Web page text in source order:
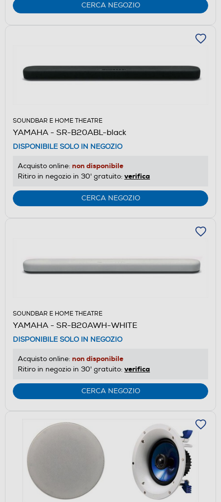
CERCA NEGOZIO
SOUNDBAR E HOME THEATRE
YAMAHA - SR-B20ABL-black
DISPONIBILE SOLO IN NEGOZIO
Acquisto online: non disponibile
Ritiro in negozio in 30' gratuito: verifica
CERCA NEGOZIO
SOUNDBAR E HOME THEATRE
YAMAHA - SR-B20AWH-WHITE
DISPONIBILE SOLO IN NEGOZIO
Acquisto online: non disponibile
Ritiro in negozio in 30' gratuito: verifica
CERCA NEGOZIO